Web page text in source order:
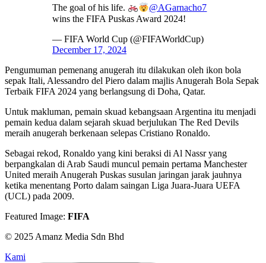
The goal of his life.
@AGarnacho7
wins the FIFA Puskas Award 2024!
— FIFA World Cup (@FIFAWorldCup)
December 17, 2024
Pengumuman pemenang anugerah itu dilakukan oleh ikon bola
sepak Itali, Alessandro del Piero dalam majlis Anugerah Bola Sepak
Terbaik FIFA 2024 yang berlangsung di Doha, Qatar.
Untuk makluman, pemain skuad kebangsaan Argentina itu menjadi
pemain kedua dalam sejarah skuad berjulukan The Red Devils
meraih anugerah berkenaan selepas Cristiano Ronaldo.
Sebagai rekod, Ronaldo yang kini beraksi di Al Nassr yang
berpangkalan di Arab Saudi muncul pemain pertama Manchester
United meraih Anugerah Puskas susulan jaringan jarak jauhnya
ketika menentang Porto dalam saingan Liga Juara-Juara UEFA
(UCL) pada 2009.
Featured Image: FIFA
© 2025 Amanz Media Sdn Bhd
Kami